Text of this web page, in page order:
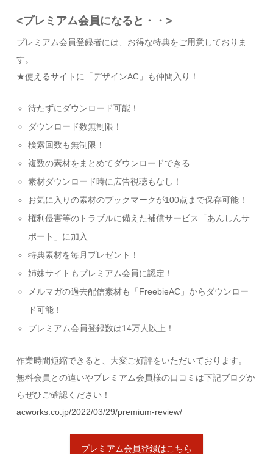
<プレミアム会員になると・・>
プレミアム会員登録者には、お得な特典をご用意しておりま
す。
★使えるサイトに「デザインAC」も仲間入り！
待たずにダウンロード可能！
ダウンロード数無制限！
検索回数も無制限！
複数の素材をまとめてダウンロードできる
素材ダウンロード時に広告視聴もなし！
お気に入りの素材のブックマークが100点まで保存可能！
権利侵害等のトラブルに備えた補償サービス「あんしんサ
ポート」に加入
特典素材を毎月プレゼント！
姉妹サイトもプレミアム会員に認定！
メルマガの過去配信素材も「FreebieAC」からダウンロー
ド可能！
プレミアム会員登録数は14万人以上！
作業時間短縮できると、大変ご好評をいただいております。
無料会員との違いやプレミアム会員様の口コミは下記ブログか
らぜひご確認ください！
acworks.co.jp/2022/03/29/premium-review/
プレミアム会員登録はこちら